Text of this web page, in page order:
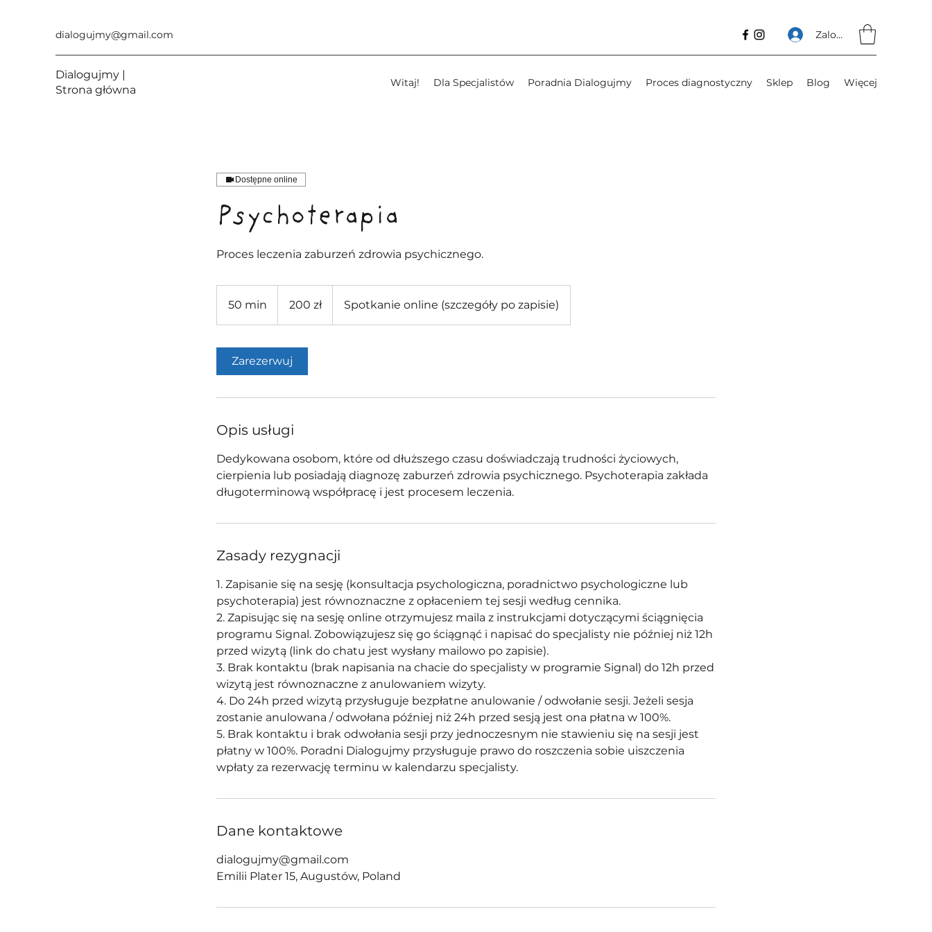
dialogujmy@gmail.com Zaloguj się
Dialogujmy |
Strona główna
Witaj! Dla Specjalistów Poradnia Dialogujmy Proces diagnostyczny Sklep Blog Więcej
Dostępne online
Psychoterapia
Proces leczenia zaburzeń zdrowia psychicznego.
50 min
polskich
200 zł Spotkanie online (szczegóły po zapisie)
Zarezerwuj
Opis usługi
Dedykowana osobom, które od dłuższego czasu doświadczają trudności życiowych,
cierpienia lub posiadają diagnozę zaburzeń zdrowia psychicznego. Psychoterapia zakłada
długoterminową współpracę i jest procesem leczenia.
Zasady rezygnacji
1. Zapisanie się na sesję (konsultacja psychologiczna, poradnictwo psychologiczne lub
psychoterapia) jest równoznaczne z opłaceniem tej sesji według cennika.
2. Zapisując się na sesję online otrzymujesz maila z instrukcjami dotyczącymi ściągnięcia
programu Signal. Zobowiązujesz się go ściągnąć i napisać do specjalisty nie później niż 12h
przed wizytą (link do chatu jest wysłany mailowo po zapisie).
3. Brak kontaktu (brak napisania na chacie do specjalisty w programie Signal) do 12h przed
wizytą jest równoznaczne z anulowaniem wizyty.
4. Do 24h przed wizytą przysługuje bezpłatne anulowanie / odwołanie sesji. Jeżeli sesja
zostanie anulowana / odwołana później niż 24h przed sesją jest ona płatna w 100%.
5. Brak kontaktu i brak odwołania sesji przy jednoczesnym nie stawieniu się na sesji jest
płatny w 100%. Poradni Dialogujmy przysługuje prawo do roszczenia sobie uiszczenia
wpłaty za rezerwację terminu w kalendarzu specjalisty.
Dane kontaktowe
dialogujmy@gmail.com
Emilii Plater 15, Augustów, Poland